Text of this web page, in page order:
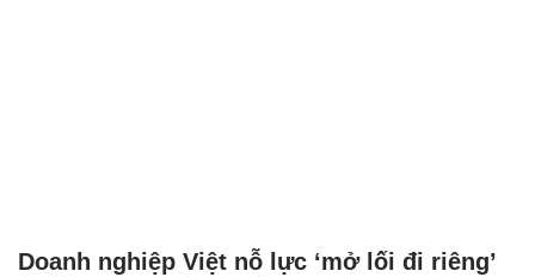
Doanh nghiệp Việt nỗ lực ‘mở lối đi riêng’